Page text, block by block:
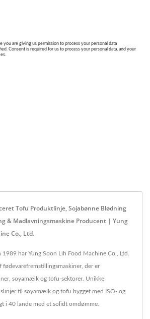
Tofu Produktlinje, Sojabønne Blødning
& Madlavningsmaskine Producent | Yung
Co., Ltd.
1989 har Yung Soon Lih Food Machine Co., Ltd.
der er
soyamælk og tofu-sektorer. Unikke
til soyamælk og tofu bygget med ISO- og
i 40 lande med et solidt omdømme.